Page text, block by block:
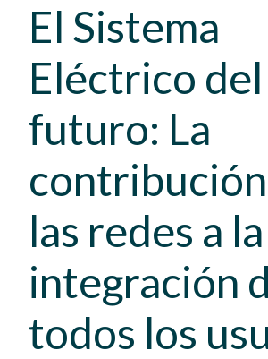
El Sistema
Eléctrico del
futuro: La
las redes a la
integración
todos los